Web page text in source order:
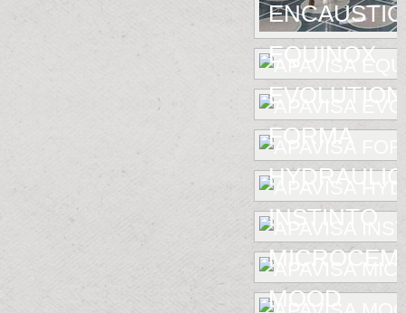
EQUINOX
EVOLUTION
FORMA
HYDRAULIC
INSTINTO
MOOD